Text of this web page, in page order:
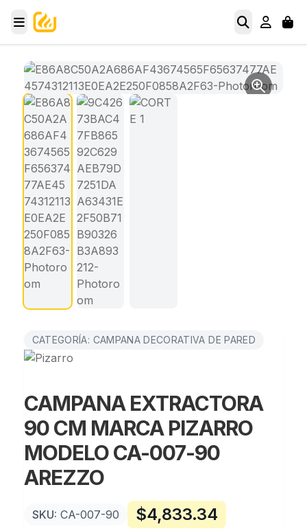
CATEGORÍA: CAMPANA DECORATIVA DE PARED
CAMPANA EXTRACTORA
90 CM MARCA PIZARRO
MODELO CA-007-90
AREZZO
SKU: CA-007-90 $4,833.34